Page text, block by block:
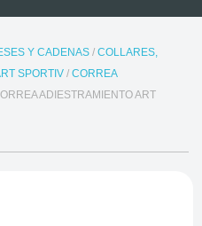
Y CADENAS/ COLLARES,
SPORTIV/ CORREA
ADIESTRAMIENTO ART